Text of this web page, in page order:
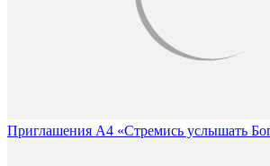
Приглашения А4 «Стремись услышать